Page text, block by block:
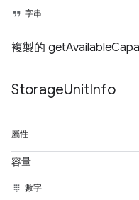
字串
複製的
StorageUnitInfo
屬性
容量
數字